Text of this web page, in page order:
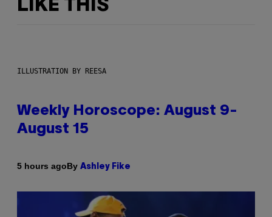
LIKE THIS
ILLUSTRATION BY REESA
Weekly Horoscope: August 9-
August 15
5 hours agoBy Ashley Fike